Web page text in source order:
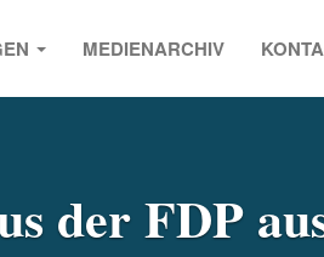
MEDIENARCHIV
der FDP